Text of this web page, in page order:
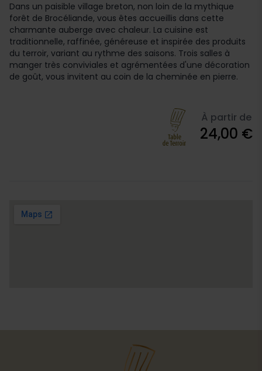
Dans un paisible village breton, non loin de la mythique
forêt de Brocéliande, vous êtes accueillis dans cette
charmante auberge avec chaleur. La cuisine est
traditionnelle, raffinée, généreuse et inspirée des produits
du terroir, variant au rythme des saisons. Trois salles à
manger très conviviales et agrémentées d'une décoration
de goût, vous invitent au coin de la cheminée en pierre.
À partir de
24,00 €